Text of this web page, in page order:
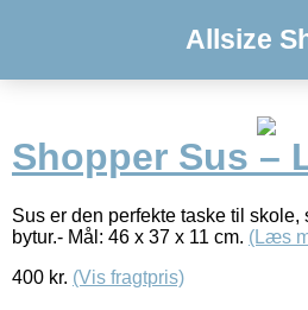
Allsize
Shopper Sus –
Sus er den perfekte taske til skole,
bytur.- Mål: 46 x 37 x 11 cm. (Læs
400 kr. (Vis fragtpris)